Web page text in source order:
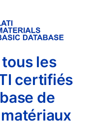
les
certifiés
de